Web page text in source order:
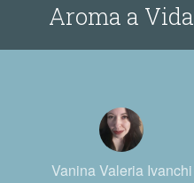
Aroma a Vida
Vanina Valeria Ivanchi